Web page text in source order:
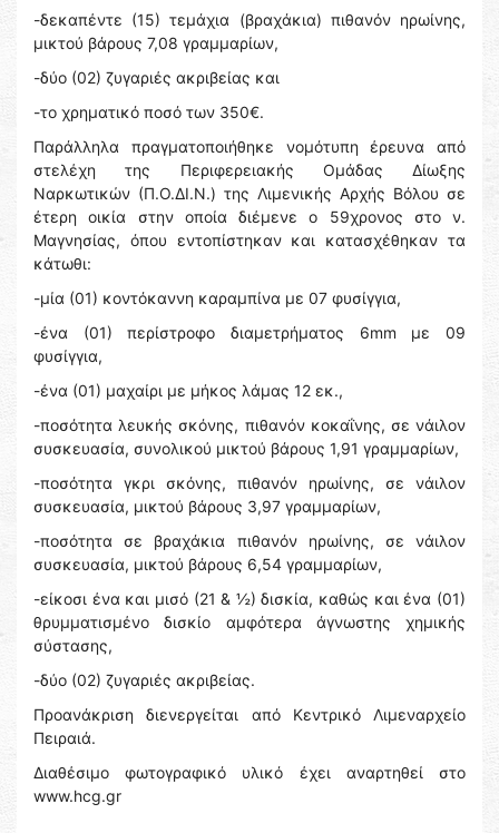
-δεκαπέντε (15) τεμάχια (βραχάκια) πιθανόν ηρωίνης,
μικτού βάρους 7,08 γραμμαρίων,
-δύο (02) ζυγαριές ακριβείας και
-το χρηματικό ποσό των 350€.
Παράλληλα πραγματοποιήθηκε νομότυπη έρευνα από
στελέχη της Περιφερειακής Ομάδας Δίωξης
Ναρκωτικών (Π.Ο.ΔΙ.Ν.) της Λιμενικής Αρχής Βόλου σε
έτερη οικία στην οποία διέμενε ο 59χρονος στο ν.
Μαγνησίας, όπου εντοπίστηκαν και κατασχέθηκαν τα
κάτωθι:
-μία (01) κοντόκαννη καραμπίνα με 07 φυσίγγια,
-ένα (01) περίστροφο διαμετρήματος 6mm με 09
φυσίγγια,
-ένα (01) μαχαίρι με μήκος λάμας 12 εκ.,
-ποσότητα λευκής σκόνης, πιθανόν κοκαΐνης, σε νάιλον
συσκευασία, συνολικού μικτού βάρους 1,91 γραμμαρίων,
-ποσότητα γκρι σκόνης, πιθανόν ηρωίνης, σε νάιλον
συσκευασία, μικτού βάρους 3,97 γραμμαρίων,
-ποσότητα σε βραχάκια πιθανόν ηρωίνης, σε νάιλον
συσκευασία, μικτού βάρους 6,54 γραμμαρίων,
-είκοσι ένα και μισό (21 & ½) δισκία, καθώς και ένα (01)
θρυμματισμένο δισκίο αμφότερα άγνωστης χημικής
σύστασης,
-δύο (02) ζυγαριές ακριβείας.
Προανάκριση διενεργείται από Κεντρικό Λιμεναρχείο
Πειραιά.
Διαθέσιμο φωτογραφικό υλικό έχει αναρτηθεί στο
www.hcg.gr